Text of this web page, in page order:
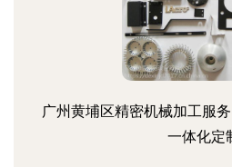
广州黄埔区精密机械加工服
一体化定